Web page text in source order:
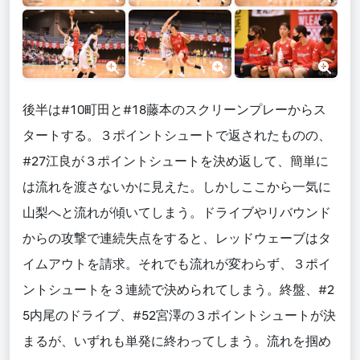
後半は#10町田と#18藤本のスクリーンプレーからス
タートする。３ポイントシュートで返されたものの、
#27江良が３ポイントシュートを決め返して、簡単に
は流れを渡さないかに見えた。しかしここから一気に
山梨へと流れが傾いてしまう。ドライブやリバウンド
からの攻撃で連続失点をすると、レッドウェーブはタ
イムアウトを請求。それでも流れが変わらず、３ポイ
ントシュートを３連続で決められてしまう。終盤、#2
5内尾のドライブ、#52宮澤の３ポイントシュートが決
まるが、いずれも単発に終わってしまう。流れを掴め